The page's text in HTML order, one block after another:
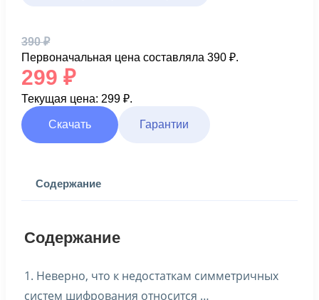
390₽
Первоначальная цена составляла 390 ₽.
299 ₽
Текущая цена: 299 ₽.
Скачать Гарантии
Содержание
Содержание
1. Неверно, что к недостаткам симметричных
систем шифрования относится …